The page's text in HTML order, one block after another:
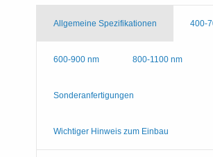
Allgemeine Spezifikationen 400-
600-900 nm 800-1100 nm
Sonderanfertigungen
Wichtiger Hinweis zum Einbau